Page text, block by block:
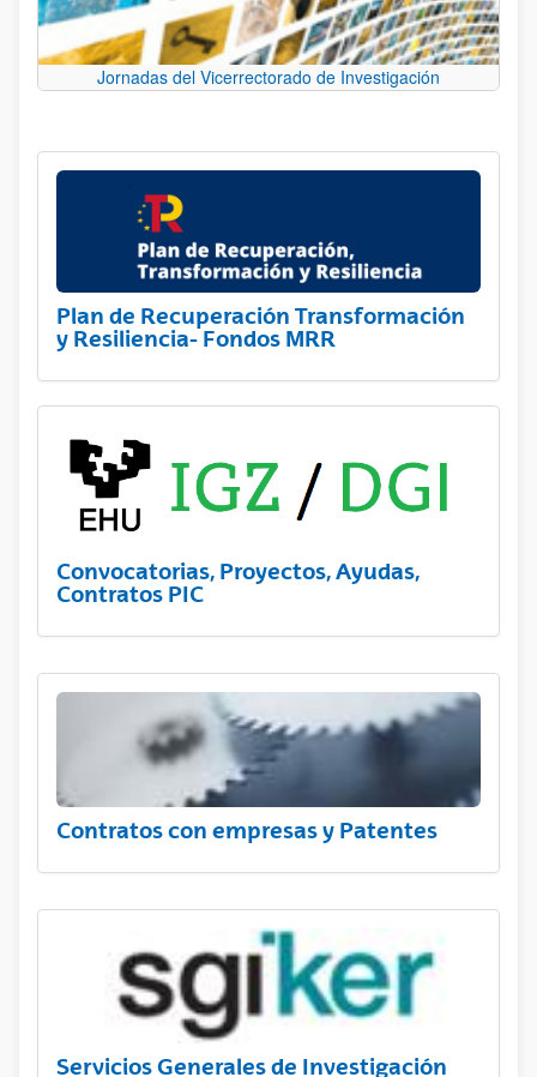
Jornadas del Vicerrectorado de Investigación
Plan de Recuperación Transformación
y Resiliencia- Fondos MRR
Convocatorias, Proyectos, Ayudas,
Contratos PIC
Contratos con empresas y Patentes
Servicios Generales de Investigación